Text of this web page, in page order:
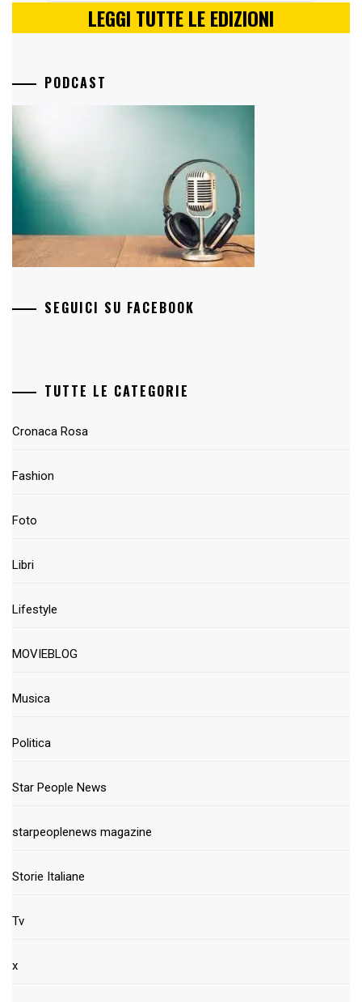
LEGGI TUTTE LE EDIZIONI
PODCAST
SEGUICI SU FACEBOOK
TUTTE LE CATEGORIE
Cronaca Rosa
Fashion
Foto
Libri
Lifestyle
MOVIEBLOG
Musica
Politica
Star People News
starpeoplenews magazine
Storie Italiane
Tv
x